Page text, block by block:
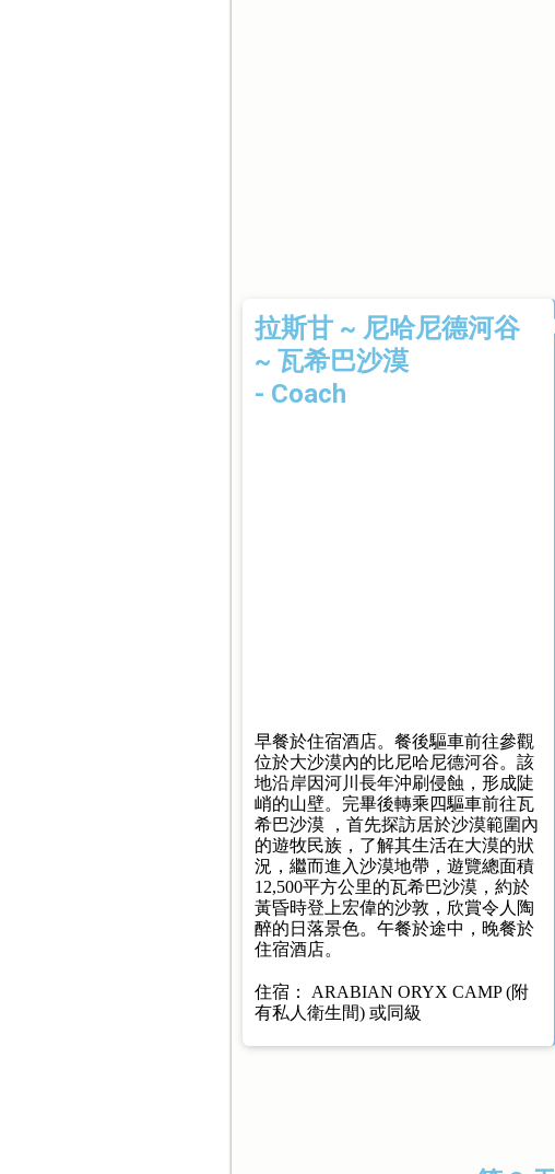
拉斯甘 ~ 尼哈尼德河谷
~ 瓦希巴沙漠
- Coach
早餐於住宿酒店。餐後驅車前往參觀
位於大沙漠內的比尼哈尼德河谷。該
地沿岸因河川長年沖刷侵蝕，形成陡
峭的山壁。完畢後轉乘四驅車前往瓦
希巴沙漠 ，首先探訪居於沙漠範圍內
的遊牧民族，了解其生活在大漠的狀
況，繼而進入沙漠地帶，遊覽總面積
12,500平方公里的瓦希巴沙漠，約於
黃昏時登上宏偉的沙敦，欣賞令人陶
醉的日落景色。午餐於途中，晚餐於
住宿酒店。
住宿： ARABIAN ORYX CAMP (附
有私人衛生間) 或同級